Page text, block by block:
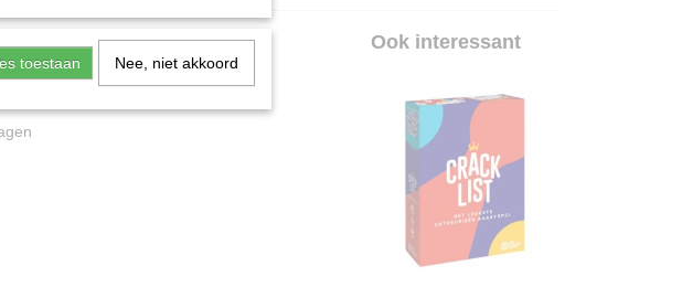
Game (EN) Ook interessant
toestaan Nee, niet akkoord